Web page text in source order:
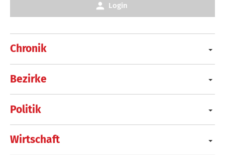
Chronik
Bezirke
Politik
Wirtschaft
Login